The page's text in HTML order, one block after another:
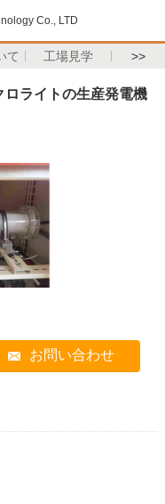
Co., LTD
て 工場見学 >>
ライトの生産発電機
お問い合わせ